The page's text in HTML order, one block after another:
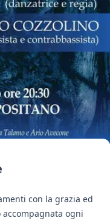
con la grazia ed
ogni